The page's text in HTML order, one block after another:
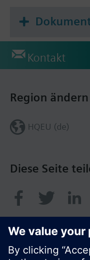
Kontakt
Diese Seite
Region ändern
HQEU (de)